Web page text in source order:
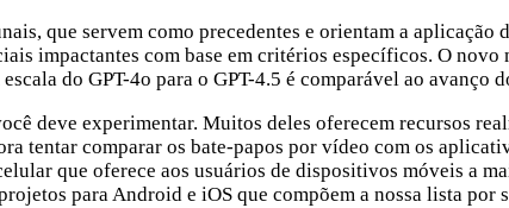
que servem como precedentes e orientam a
impactantes com base em critérios específicos. O
do GPT-4o para o GPT-4.5 é comparável ao avanço
deve experimentar. Muitos deles oferecem recursos
tentar comparar os bate-papos por vídeo com os
que oferece aos usuários de dispositivos móveis a
para Android e iOS que compõem a nossa lista